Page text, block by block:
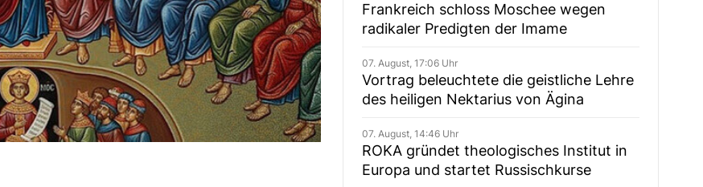
Frankreich schloss Moschee wegen
radikaler Predigten der Imame
07. August, 17:06 Uhr
Vortrag beleuchtete die geistliche Lehre
des heiligen Nektarius von Ägina
07. August, 14:46 Uhr
ROKA gründet theologisches Institut in
Europa und startet Russischkurse